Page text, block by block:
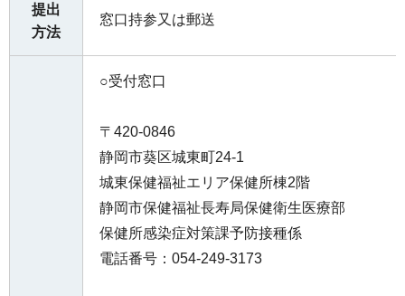
提出
方法
窓口持参又は郵送
○受付窓口
〒420-0846
静岡市葵区城東町24-1
城東保健福祉エリア保健所棟2階
静岡市保健福祉長寿局保健衛生医療部
保健所感染症対策課予防接種係
電話番号：054-249-3173